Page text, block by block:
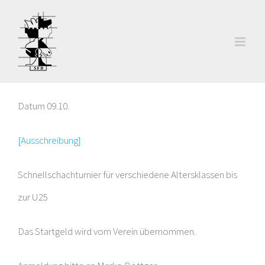
springen
Datum 09.10.
[Ausschreibung]
Schnellschachturnier für verschiedene Altersklassen bis
zur U25
Das Startgeld wird vom Verein übernommen.